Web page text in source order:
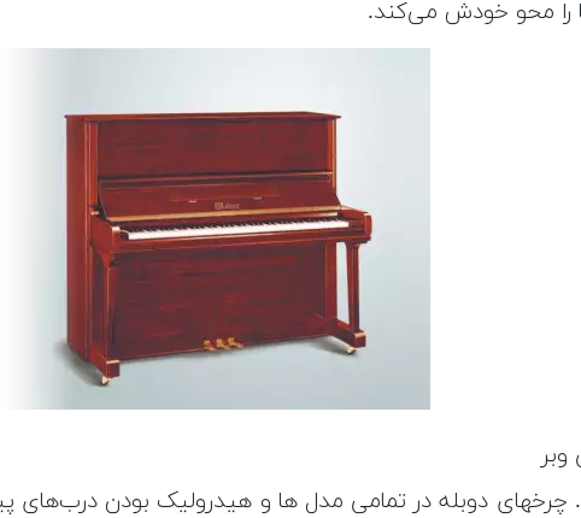
را محو خودش می‌کند.
دوبله در تمامی مدل ها و هیدرولیک بودن